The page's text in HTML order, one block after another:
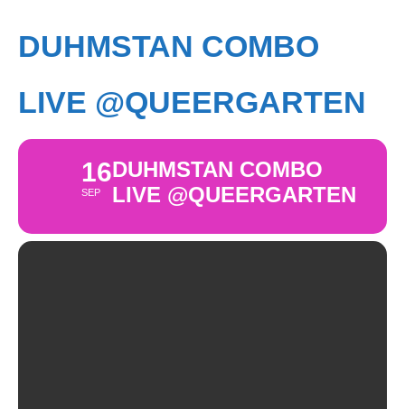
DUHMSTAN COMBO
LIVE @QUEERGARTEN
16
SEP
DUHMSTAN COMBO
LIVE @QUEERGARTEN